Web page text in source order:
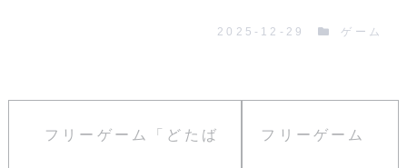
2025-12-29 ゲーム
フリーゲーム「どたば フリーゲーム